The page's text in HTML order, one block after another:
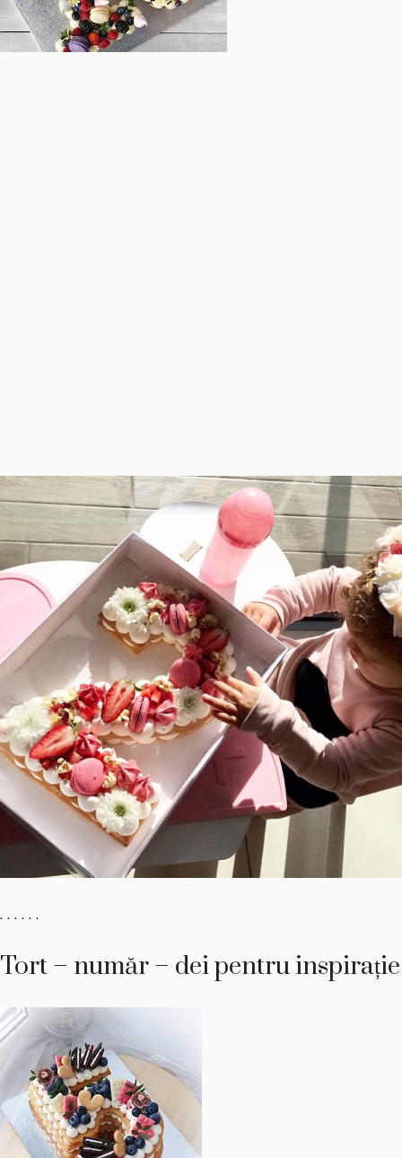
. . . . . .
Tort – număr – dei pentru inspirație